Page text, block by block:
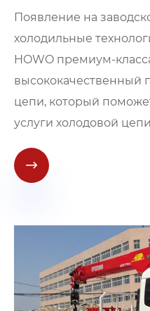
Появление на
холодильные
HOWO премиум-
высококачественный
цепи, который
услуги холодовой
